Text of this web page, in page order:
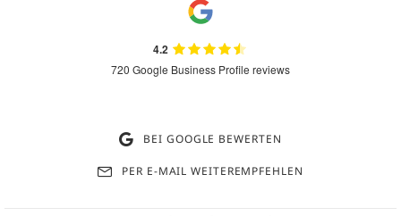
4.2
720 Google Business Profile reviews
BEI GOOGLE BEWERTEN
PER E-MAIL WEITEREMPFEHLEN